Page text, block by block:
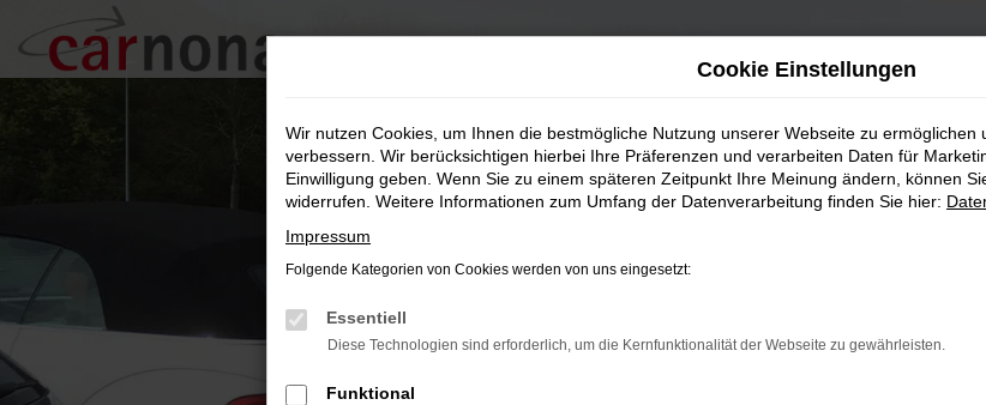
Zum
Hauptinhalt
springen
Cookie Einstellungen
Wir nutzen Cookies, um Ihnen die bestmögliche Nutzung unserer Webseite zu
verbessern. Wir berücksichtigen hierbei Ihre Präferenzen und verarbeiten Daten für
Einwilligung geben. Wenn Sie zu einem späteren Zeitpunkt Ihre Meinung ändern, können
widerrufen. Weitere Informationen zum Umfang der Datenverarbeitung finden Sie hier:
Impressum
Folgende Kategorien von Cookies werden von uns eingesetzt:
Essentiell
Diese Technologien sind erforderlich, um die Kernfunktionalität der Webseite zu gewährleisten.
Funktional